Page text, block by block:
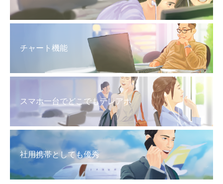
チャート機能
スマホ一台でどこでもテレアポ
社用携帯としても優秀